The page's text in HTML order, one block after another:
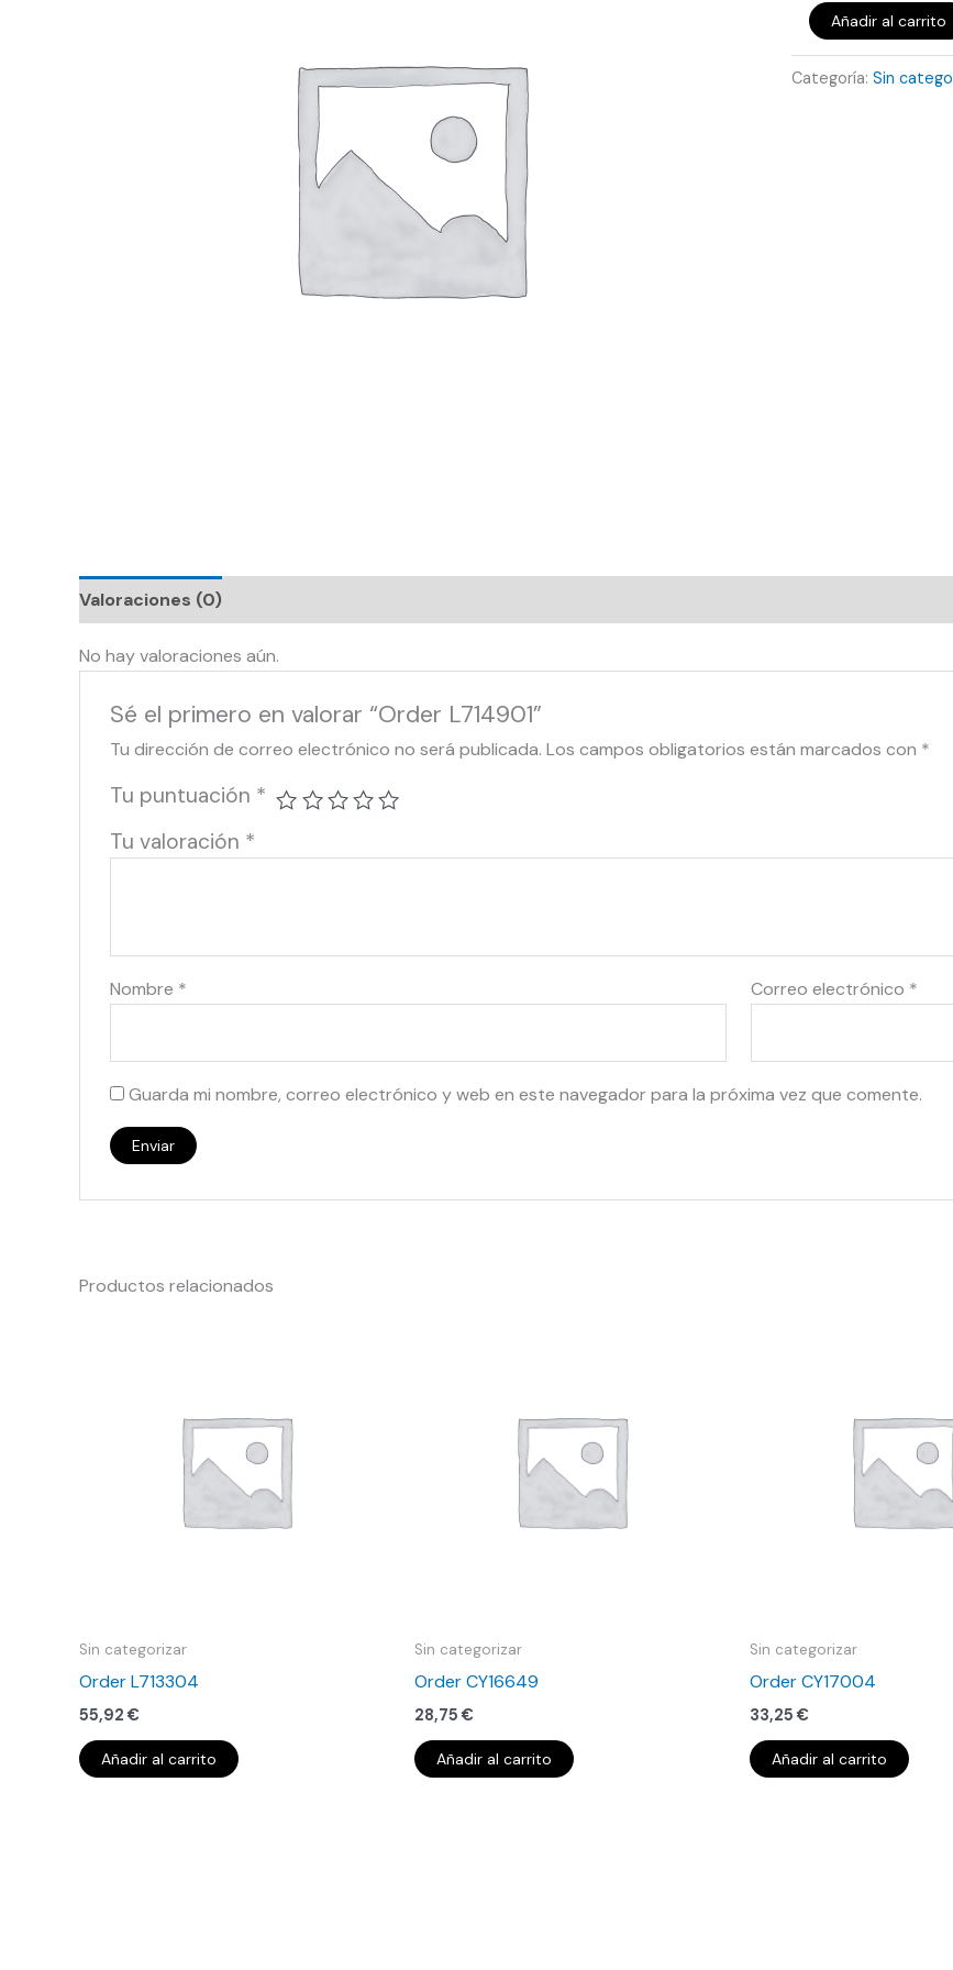
Añadir al carrito
Categoría: Sin
Valoraciones (0)
No hay valoraciones aún.
Sé el primero en valorar “Order L714901”
Tu dirección de correo electrónico no será publicada. Los campos obligatorios están marcados con *
Tu puntuación *
Tu valoración *
Nombre * Correo electrónico *
Guarda mi nombre, correo electrónico y web en este navegador para la próxima vez que comente.
Productos relacionados
Sin categorizar
Order L713304
55,92 €
Añadir al carrito
Sin categorizar
Order CY16649
28,75 €
Añadir al carrito
Sin categorizar
Order CY17004
33,25 €
Añadir al carrito